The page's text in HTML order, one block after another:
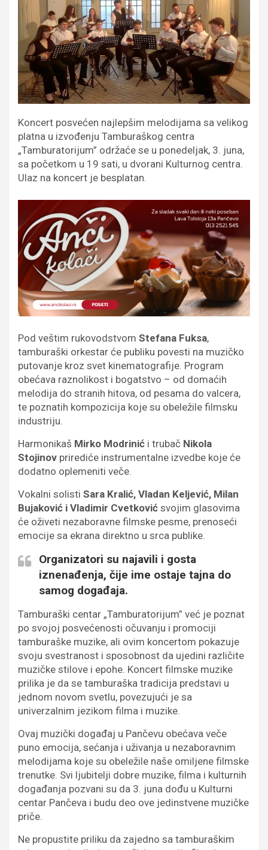
Koncert posvećen najlepšim melodijama sa velikog
platna u izvođenju Tamburaškog centra
„Tamburatorijum” održaće se u ponedeljak, 3. juna,
sa početkom u 19 sati, u dvorani Kulturnog centra.
Ulaz na koncert je besplatan.
Pod veštim rukovodstvom Stefana Fuksa,
tamburaški orkestar će publiku povesti na muzičko
putovanje kroz svet kinematografije. Program
obećava raznolikost i bogatstvo – od domaćih
melodija do stranih hitova, od pesama do valcera,
te poznatih kompozicija koje su obeležile filmsku
industriju.
Harmonikaš Mirko Modrinić i trubač Nikola
Stojinov prirediće instrumentalne izvedbe koje će
dodatno oplemeniti veče.
Vokalni solisti Sara Kralić, Vladan Keljević, Milan
Bujaković i Vladimir Cvetković svojim glasovima
će oživeti nezaboravne filmske pesme, prenoseći
emocije sa ekrana direktno u srca publike.
Organizatori su najavili i gosta
iznenađenja, čije ime ostaje tajna do
samog događaja.
Tamburaški centar „Tamburatorijum” već je poznat
po svojoj posvećenosti očuvanju i promociji
tamburaške muzike, ali ovim koncertom pokazuje
svoju svestranost i sposobnost da ujedini različite
muzičke stilove i epohe. Koncert filmske muzike
prilika je da se tamburaška tradicija predstavi u
jednom novom svetlu, povezujući je sa
univerzalnim jezikom filma i muzike.
Ovaj muzički događaj u Pančevu obećava veče
puno emocija, sećanja i uživanja u nezaboravnim
melodijama koje su obeležile naše omiljene filmske
trenutke. Svi ljubitelji dobre muzike, filma i kulturnih
događanja pozvani su da 3. juna dođu u Kulturni
centar Pančeva i budu deo ove jedinstvene muzičke
priče.
Ne propustite priliku da zajedno sa tamburaškim